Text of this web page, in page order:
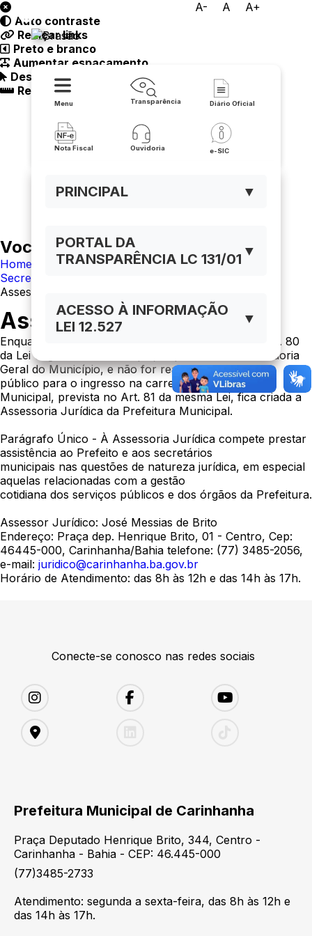
A- A A+
Menu Transparência Diário Oficial
Nota Fiscal Ouvidoria e-SIC
PRINCIPAL ▼
PORTAL DA
TRANSPARÊNCIA LC 131/01 ▼
ACESSO À INFORMAÇÃO
LEI 12.527
▼
Auto contraste
Realçar links
Preto e branco
Aumentar espaçamento
Destacando cursor
Regua guia
Você está navegando em:
Home
Secretarias
Assessoria Jurídica
Assessoria Jurídica
Enquanto Lei Complementar não regulamentar o Art. 80
da Lei Orgânica do Município, o qual cria a Procuradoria
Geral do Município, e não for realizado o concurso
público para o ingresso na carreira de Procurador
Municipal, prevista no Art. 81 da mesma Lei, fica criada a
Assessoria Jurídica da Prefeitura Municipal.
Parágrafo Único - À Assessoria Jurídica compete prestar
assistência ao Prefeito e aos secretários
municipais nas questões de natureza jurídica, em especial
aquelas relacionadas com a gestão
cotidiana dos serviços públicos e dos órgãos da Prefeitura.
Assessor Jurídico: José Messias de Brito
Endereço: Praça dep. Henrique Brito, 01 - Centro, Cep:
46445-000, Carinhanha/Bahia telefone: (77) 3485-2056,
e-mail: juridico@carinhanha.ba.gov.br
Horário de Atendimento: das 8h às 12h e das 14h às 17h.
Conecte-se conosco nas redes sociais
Prefeitura Municipal de Carinhanha
Praça Deputado Henrique Brito, 344, Centro -
Carinhanha - Bahia - CEP: 46.445-000
(77)3485-2733
Atendimento: segunda a sexta-feira, das 8h às 12h e
das 14h às 17h.